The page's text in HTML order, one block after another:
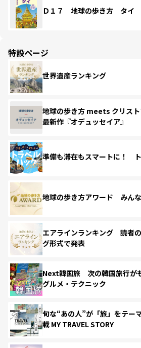
Ｄ１７ 地球の歩き方 タイ
特設ページ
世界遺産ランキング
地球の歩き方 meets クリス
最新作『オデュッセイア』
準備も滞在もスマートに！
地球の歩き方アワード みんな
エアラインランキング 読者
グ形式で発表
Next韓国旅 次の韓国旅行が
グルメ・テクニック
旬な“あの人”が「旅」をテー
載 MY TRAVEL STORY